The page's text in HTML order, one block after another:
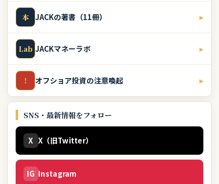
本 JACKの著書（11冊） ▸
Lab JACKマネーラボ ▸
! オフショア投資の注意喚起 ▸
SNS・最新情報をフォロー
X X（旧Twitter）
IG Instagram